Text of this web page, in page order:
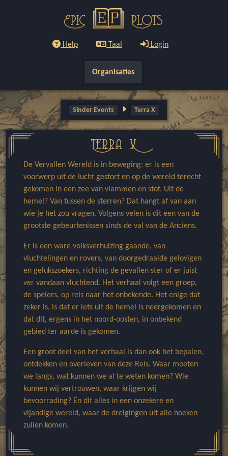
Epic Plots
Help Taal Login
Organisaties
Sinder Events Terra X
Terra X
De Vervallen Wereld is in beweging: er is een
voorwerp uit de lucht gestort en op de wereld terecht
gekomen in een zee van vlammen en stof. Uit de
hemel? Van tussen de sterren? Dat hangt af van aan
wie je het zou vragen. Volgens velen is dit een van de
grootste gebeurtenissen sinds de val van de Anciens.
Er is een ware volksverhuizing gaande, van
vluchtelingen en rovers, van doorgedraaide gelovigen
en gelukszoekers, richting de gevallen ster of er juist
ver vandaan vluchtend. Het verhaal volgt een groep,
de spelers, op reis naar het onbekende. Het enige dat
zeker is, is dat er iets uit de hemel is neergekomen en
dat dit, ergens in het noord-oosten, in onbekend
gebied ter aarde is gekomen.
Een groot deel van het verhaal is dan ook het bepalen,
ontdekken en overleven van deze Reis. Waar moeten
we langs, wat kunnen we al te weten komen? Wie
kunnen wij vertrouwen, waar krijgen wij
bevoorrading? En dit alles in een onzekere en
vijandige wereld, waar de dreigingen uit alle hoeken
zullen komen.